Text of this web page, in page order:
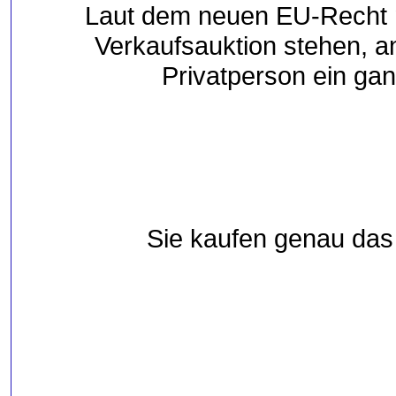
Laut dem neuen EU-
Verkaufsauktion stehen,
Privatperson ein
Sie kaufen genau